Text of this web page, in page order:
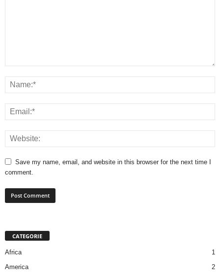
Save my name, email, and website in this browser for the next time I
comment.
CATEGORIE
Africa
1
America
2